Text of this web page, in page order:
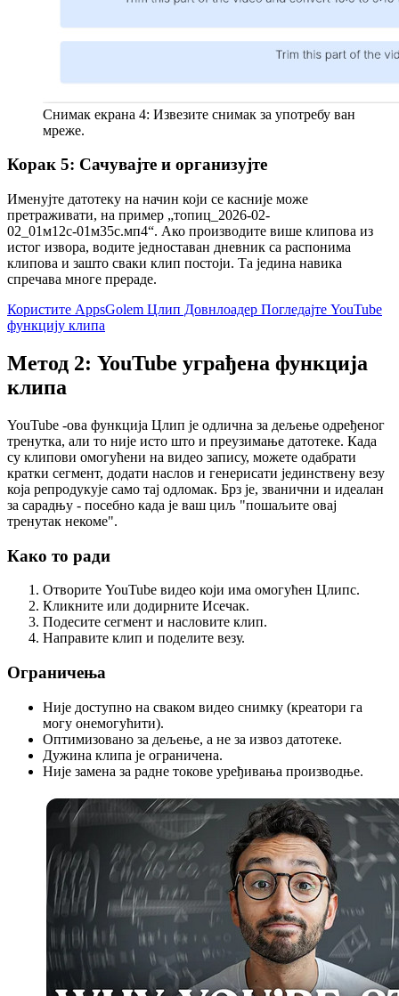
Снимак екрана 4: Извезите снимак за употребу ван
мреже.
Корак 5: Сачувајте и организујте
Именујте датотеку на начин који се касније може
претраживати, на пример „топиц_2026-02-
02_01м12с-01м35с.мп4“. Ако производите више клипова из
истог извора, водите једноставан дневник са распонима
клипова и зашто сваки клип постоји. Та једина навика
спречава многе прераде.
Користите AppsGolem Цлип Довнлоадер Погледајте YouTube
функцију клипа
Метод 2: YouTube уграђена функција
клипа
YouTube -ова функција Цлип је одлична за дељење одређеног
тренутка, али то није исто што и преузимање датотеке. Када
су клипови омогућени на видео запису, можете одабрати
кратки сегмент, додати наслов и генерисати јединствену везу
која репродукује само тај одломак. Брз је, званични и идеалан
за сарадњу - посебно када је ваш циљ "пошаљите овај
тренутак некоме".
Како то ради
Отворите YouTube видео који има омогућен Цлипс.
Кликните или додирните Исечак.
Подесите сегмент и насловите клип.
Направите клип и поделите везу.
Ограничења
Није доступно на сваком видео снимку (креатори га
могу онемогућити).
Оптимизовано за дељење, а не за извоз датотеке.
Дужина клипа је ограничена.
Није замена за радне токове уређивања производње.